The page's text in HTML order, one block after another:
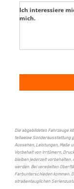
Ich interessiere
mich.
Die abgebildeten Fahrzeuge
teilweise Sonderausstattung
Aussehen, Leistungen, Maße
Vorbehalt von Irrtümern,
bleiben jederzeit vorbehalten.
werden. Bei veredelten
Farbunterschieden kommen.
straßentauglichen